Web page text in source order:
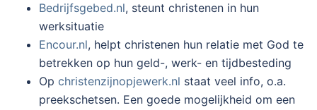
Bedrijfsgebed.nl, steunt christenen in hun
werksituatie
Encour.nl, helpt christenen hun relatie met God te
betrekken op hun geld-, werk- en tijdbesteding
Op christenzijnopjewerk.nl staat veel info, o.a.
preekschetsen. Een goede mogelijkheid om een